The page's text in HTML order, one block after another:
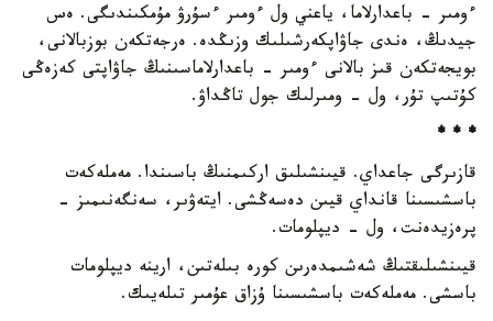
ءومىر - باعدارلاما، ياعني ول ءومىر ءسۇرۋ مۇمكىندىگى. ەس
جيدىڭ، ەندى جاۋاپكەرشىلىك وزىڭدە. ەرجەتكەن بوزبالانى،
بويجەتكەن قىز بالانى ءومىر - باعدارلاماسىنىڭ جاۋاپتى كەزەڭى
كۇتىپ تۇر، ول - ومىرلىك جول تاڭداۋ.
* * *
قازىرگى جاعداي. قيىنشىلىق اركىمنىڭ باسىندا. مەملەكەت
باسشىسىنا قانداي قيىن دەسەڭشى. ايتەۋىر، سەنگەنىمىز -
پرەزيدەنت، ول - ديپلومات.
قيىنشىلىقتىڭ شەشىمدەرىن كورە بىلەتىن، ارينە ديپلومات
باسشى. مەملەكەت باسشىسىنا ۇزاق عۇمىر تىلەيىك.